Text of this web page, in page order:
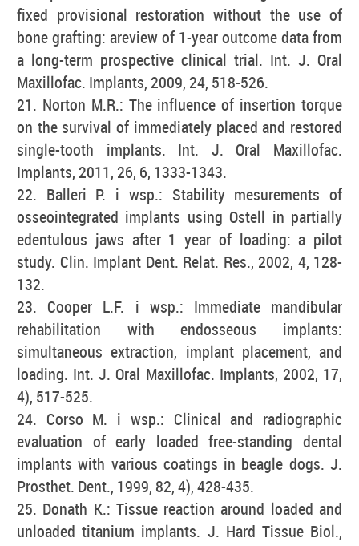
fixed provisional restoration without the use of
bone grafting: areview of 1-year outcome data from
a long-term prospective clinical trial. Int. J. Oral
Maxillofac. Implants, 2009, 24, 518-526.
21. Norton M.R.: The influence of insertion torque
on the survival of immediately placed and restored
single-tooth implants. Int. J. Oral Maxillofac.
Implants, 2011, 26, 6, 1333-1343.
22. Balleri P. i wsp.: Stability mesurements of
osseointegrated implants using Ostell in partially
edentulous jaws after 1 year of loading: a pilot
study. Clin. Implant Dent. Relat. Res., 2002, 4, 128-
132.
23. Cooper L.F. i wsp.: Immediate mandibular
rehabilitation with endosseous implants:
simultaneous extraction, implant placement, and
loading. Int. J. Oral Maxillofac. Implants, 2002, 17,
4), 517-525.
24. Corso M. i wsp.: Clinical and radiographic
evaluation of early loaded free-standing dental
implants with various coatings in beagle dogs. J.
Prosthet. Dent., 1999, 82, 4), 428-435.
25. Donath K.: Tissue reaction around loaded and
unloaded titanium implants. J. Hard Tissue Biol.,